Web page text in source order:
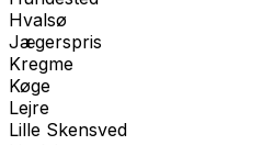
Hvalsø
Jægerspris
Kregme
Køge
Lejre
Lille Skensved